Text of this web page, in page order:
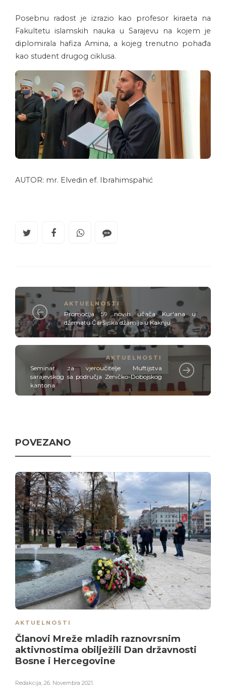
Posebnu radost je izrazio kao profesor kiraeta na
Fakultetu islamskih nauka u Sarajevu na kojem je
diplomirala hafiza Amina, a kojeg trenutno pohađa
kao student drugog ciklusa.
AUTOR: mr. Elvedin ef. Ibrahimspahić
AKTUELNOSTI
Promocija 59 novih učača Kur'ana u
džematu Čaršijska džamija u Kaknju
AKTUELNOSTI
Seminar za vjeroučitelje Muftijstva
sarajevskog sa područja Zeničko-Dobojskog
kantona
POVEZANO
AKTUELNOSTI
Članovi Mreže mladih raznovrsnim
aktivnostima obilježili Dan državnosti
Bosne i Hercegovine
Redakcija, 26. Novembra 2021.